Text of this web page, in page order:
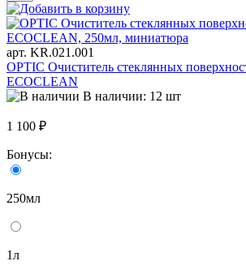
арт. KR.021.001
OPTIC Очиститель стеклянных
ECOCLEAN
В наличии: 12 шт
1 100 ₽
Бонусы:
250мл
1л